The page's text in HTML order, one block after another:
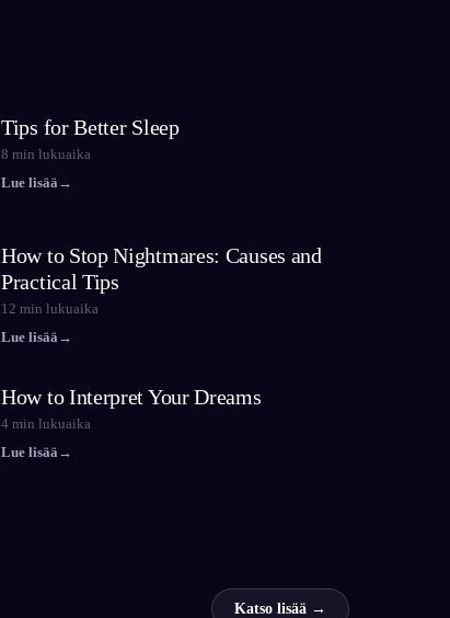
Tips for Better Sleep
8 min lukuaika
Lue lisää →
How to Stop Nightmares: Causes and
Practical Tips
12 min lukuaika
Lue lisää →
How to Interpret Your Dreams
4 min lukuaika
Lue lisää →
Katso lisää →